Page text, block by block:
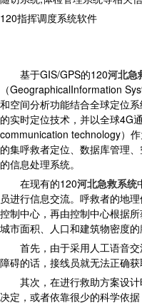
120指挥调度系统软件
基于GIS/GPS的120河北急
（GeographicalInformation
和空间分析功能结合全球定位
的实时定位技术，并以全球4G
communication technology）
的集呼救者定位、数据库管理
的信息处理系统。
在现有的120河北急救系统
员进行信息交流。呼救者的地
控制中心，再由控制中心根据
城市面积、人口和建筑物密度
首先，由于采用人工语音交
障碍的话，接线员就无法正确
其次，在进行救助方案设计
决定，或者依靠很少的科学依据